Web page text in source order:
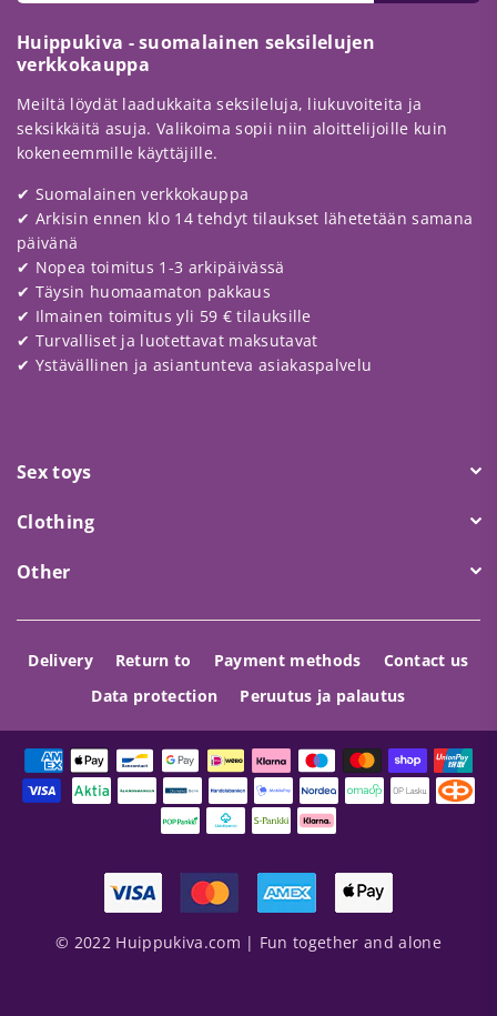
Huippukiva - suomalainen seksilelujen
verkkokauppa
Meiltä löydät laadukkaita seksileluja, liukuvoiteita ja
seksikkäitä asuja. Valikoima sopii niin aloittelijoille kuin
kokeneemmille käyttäjille.
✔ Suomalainen verkkokauppa
✔ Arkisin ennen klo 14 tehdyt tilaukset lähetetään samana
päivänä
✔ Nopea toimitus 1-3 arkipäivässä
✔ Täysin huomaamaton pakkaus
✔ Ilmainen toimitus yli 59 € tilauksille
✔ Turvalliset ja luotettavat maksutavat
✔ Ystävällinen ja asiantunteva asiakaspalvelu
Sex toys
Clothing
Other
Delivery Return to Payment methods
Contact us
Data protection
Peruutus ja palautus
© 2022 Huippukiva.com | Fun together and alone